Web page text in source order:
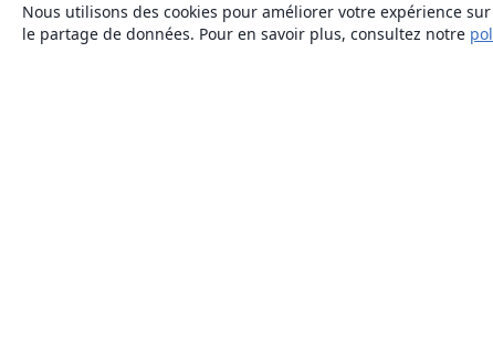
Nous utilisons des cookies pour améliorer votre expérience
le partage de données. Pour en savoir plus, consultez notre